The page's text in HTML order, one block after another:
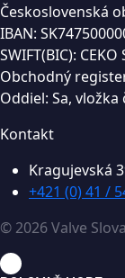
Československá
IBAN:
SWIFT(BIC): CEKO
Obchodný
Oddiel: Sa, vložka
Kontakt
Kragujevská
+421 (0) 41 /
© 2026 Valve